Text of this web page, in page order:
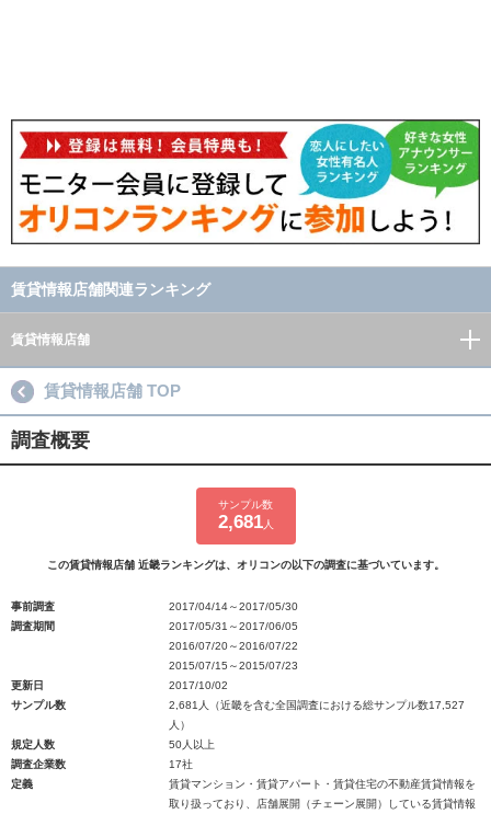
賃貸情報店舗関連ランキング
賃貸情報店舗
賃貸情報店舗 TOP
調査概要
サンプル数
2,681人
この賃貸情報店舗 近畿ランキングは、オリコンの以下の調査に基づいています。
事前調査
2017/04/14～2017/05/30
調査期間
2017/05/31～2017/06/05
2016/07/20～2016/07/22
2015/07/15～2015/07/23
更新日
2017/10/02
サンプル数
2,681人（近畿を含む全国調査における総サンプル数17,527
人）
規定人数
50人以上
調査企業数
17社
定義
賃貸マンション・賃貸アパート・賃貸住宅の不動産賃貸情報を
取り扱っており、店舗展開（チェーン展開）している賃貸情報